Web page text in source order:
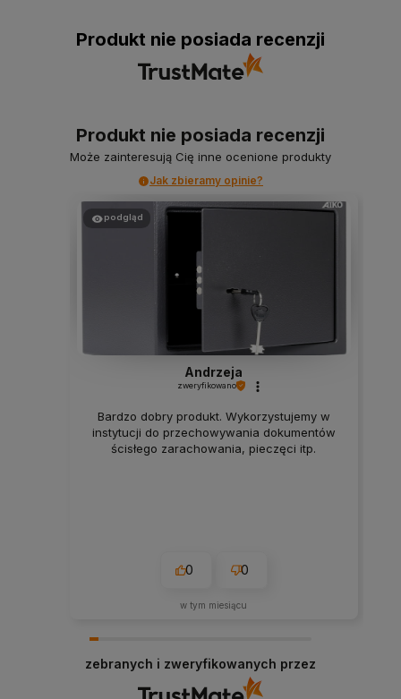
Produkt nie posiada recenzji
Produkt nie posiada recenzji
Może zainteresują Cię inne ocenione produkty
Jak zbieramy opinie?
podgląd
Andrzeja
zweryfikowano
Bardzo dobry produkt. Wykorzystujemy w
instytucji do przechowywania dokumentów
ścisłego zarachowania, pieczęci itp.
0 0
w tym miesiącu
zebranych i zweryfikowanych przez